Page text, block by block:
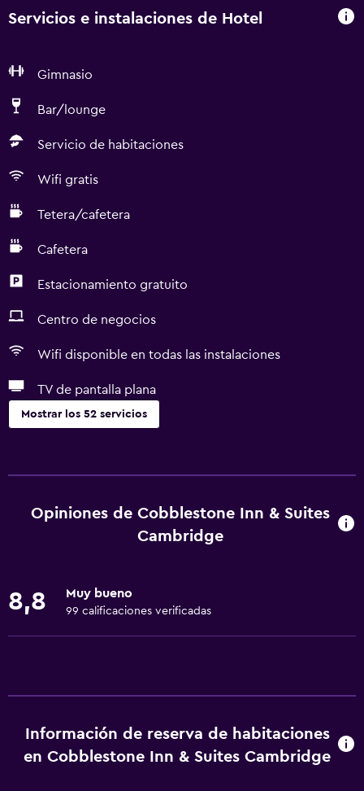
Servicios e instalaciones de Hotel
Gimnasio
Bar/lounge
Servicio de habitaciones
Wifi gratis
Tetera/cafetera
Cafetera
Estacionamiento gratuito
Centro de negocios
Wifi disponible en todas las instalaciones
TV de pantalla plana
Mostrar los 52 servicios
Centro de negocios
Servicio de despertador
Check-out exprés
Check-in/check-out privado
Wifi gratis
Wifi disponible en todas las instalaciones
Opiniones de Cobblestone Inn & Suites
Cambridge
8,8 Muy bueno
99 calificaciones verificadas
Información de reserva de habitaciones
en Cobblestone Inn & Suites Cambridge